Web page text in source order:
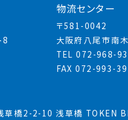
8
物流センター
〒581-0042
大阪府八尾市南
TEL 072-968-
FAX 072-993-
草橋2-2-10 浅草橋 TOKEN